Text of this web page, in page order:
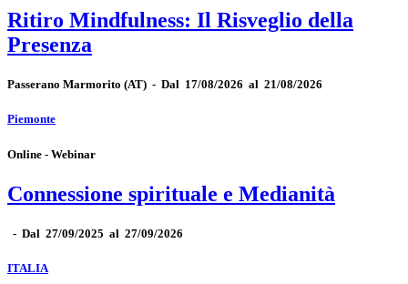
Ritiro Mindfulness: Il Risveglio della
Presenza
Passerano Marmorito (AT) - Dal 17/08/2026 al 21/08/2026
Piemonte
Online - Webinar
Connessione spirituale e Medianità
- Dal 27/09/2025 al 27/09/2026
ITALIA